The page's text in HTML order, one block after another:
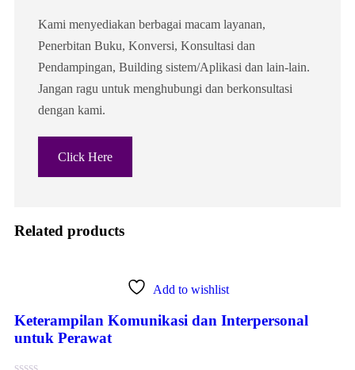
Kami menyediakan berbagai macam layanan,
Penerbitan Buku, Konversi, Konsultasi dan
Pendampingan, Building sistem/Aplikasi dan lain-lain.
Jangan ragu untuk menghubungi dan berkonsultasi
dengan kami.
Click Here
Related products
Add to wishlist
Keterampilan Komunikasi dan Interpersonal
untuk Perawat